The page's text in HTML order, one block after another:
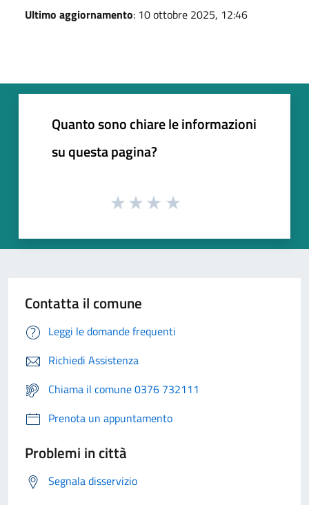
Ultimo aggiornamento: 10 ottobre 2025, 12:46
Quanto sono chiare le informazioni
su questa pagina?
Contatta il comune
Leggi le domande frequenti
Richiedi Assistenza
Chiama il comune 0376 732111
Prenota un appuntamento
Problemi in città
Segnala disservizio